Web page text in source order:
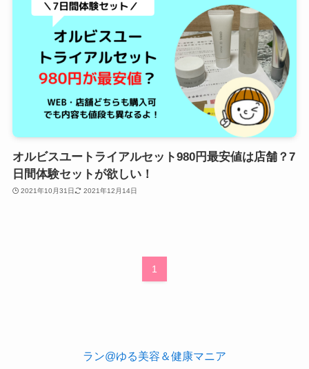
オルビスユートライアルセット980円最安値は店舗？7
日間体験セットが欲しい！
2021年10月31日 2021年12月14日
1
ラン@ゆる美容＆健康マニア